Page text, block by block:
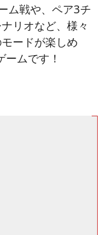
ム戦や、ペア3チ
リオなど、様々
ードが楽しめ
ムです！